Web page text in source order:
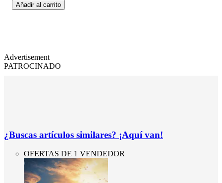
Añadir al carrito
Advertisement
PATROCINADO
¿Buscas artículos similares? ¡Aquí van!
OFERTAS DE 1 VENDEDOR